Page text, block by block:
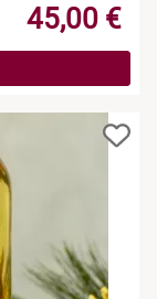
45,00 €